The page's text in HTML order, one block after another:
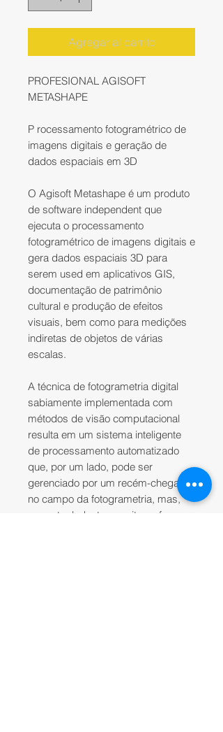
Agregar al carrito
PROFESIONAL AGISOFT
METASHAPE
P rocessamento fotogramétrico de
imagens digitais e geração de
dados espaciais em 3D
O Agisoft Metashape é um produto
de software independent que
ejecuta o processamento
fotogramétrico de imagens digitais e
gera dados espaciais 3D para
serem used em aplicativos GIS,
documentação de patrimônio
cultural e produção de efeitos
visuais, bem como para medições
indiretas de objetos de várias
escalas.
A técnica de fotogrametria digital
sabiamente implementada com
métodos de visão computacional
resulta em um sistema inteligente
de processamento automatizado
que, por um lado, pode ser
gerenciado por um recém-chegado
no campo da fotogrametria, mas,
por outro lado, tem muito a oferecer